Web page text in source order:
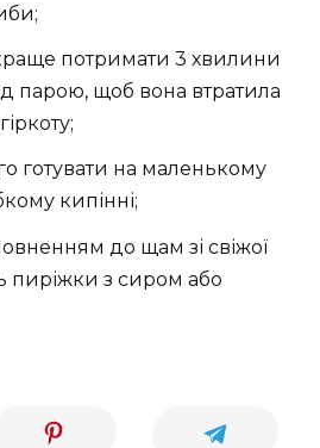
потримати 3 хвилини
парою, щоб вона втратила
готувати на маленькому
кипінні;
до щам зі свіжої
пиріжки з сиром або